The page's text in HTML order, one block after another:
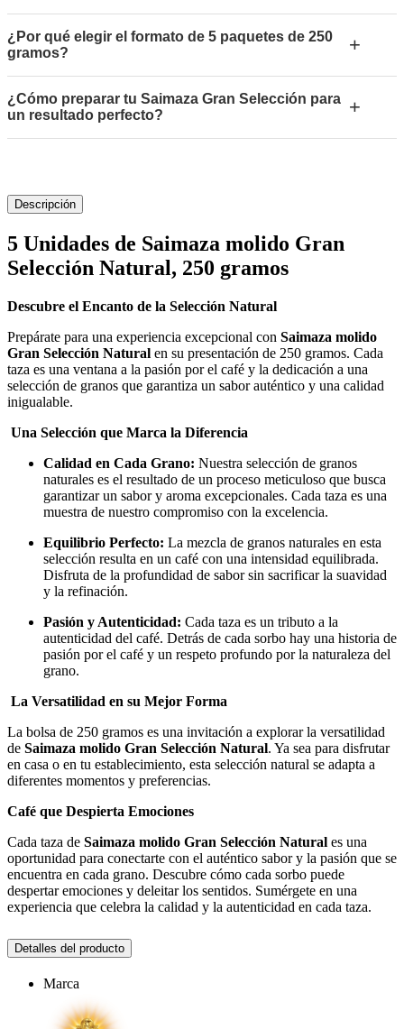
¿Por qué elegir el formato de 5 paquetes de 250
gramos?
+
¿Cómo preparar tu Saimaza Gran Selección para
un resultado perfecto?
+
Descripción
5 Unidades de Saimaza molido Gran
Selección Natural, 250 gramos
Descubre el Encanto de la Selección Natural
Prepárate para una experiencia excepcional con Saimaza molido
Gran Selección Natural en su presentación de 250 gramos. Cada
taza es una ventana a la pasión por el café y la dedicación a una
selección de granos que garantiza un sabor auténtico y una calidad
inigualable.
Una Selección que Marca la Diferencia
Calidad en Cada Grano: Nuestra selección de granos
naturales es el resultado de un proceso meticuloso que busca
garantizar un sabor y aroma excepcionales. Cada taza es una
muestra de nuestro compromiso con la excelencia.
Equilibrio Perfecto: La mezcla de granos naturales en esta
selección resulta en un café con una intensidad equilibrada.
Disfruta de la profundidad de sabor sin sacrificar la suavidad
y la refinación.
Pasión y Autenticidad: Cada taza es un tributo a la
autenticidad del café. Detrás de cada sorbo hay una historia de
pasión por el café y un respeto profundo por la naturaleza del
grano.
La Versatilidad en su Mejor Forma
La bolsa de 250 gramos es una invitación a explorar la versatilidad
de Saimaza molido Gran Selección Natural. Ya sea para disfrutar
en casa o en tu establecimiento, esta selección natural se adapta a
diferentes momentos y preferencias.
Café que Despierta Emociones
Cada taza de Saimaza molido Gran Selección Natural es una
oportunidad para conectarte con el auténtico sabor y la pasión que se
encuentra en cada grano. Descubre cómo cada sorbo puede
despertar emociones y deleitar los sentidos. Sumérgete en una
experiencia que celebra la calidad y la autenticidad en cada taza.
Detalles del producto
Marca